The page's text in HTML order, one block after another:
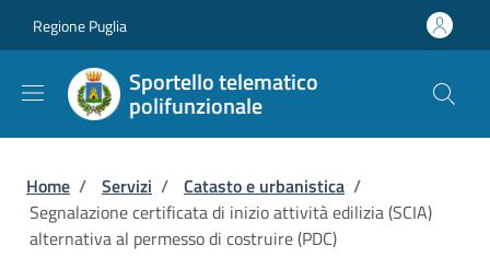
Regione Puglia
Sportello telematico
polifunzionale
Briciole di pane
Home / Servizi / Catasto e urbanistica /
Segnalazione certificata di inizio attività edilizia (SCIA)
alternativa al permesso di costruire (PDC)